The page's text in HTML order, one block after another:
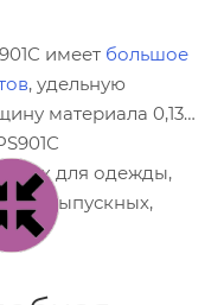
имеет большое
, удельную
материала 0,13
для одежды,
выпускных,